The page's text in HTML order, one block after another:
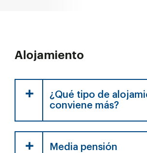
Alojamiento
¿Qué tipo de
conviene más?
Media pensión